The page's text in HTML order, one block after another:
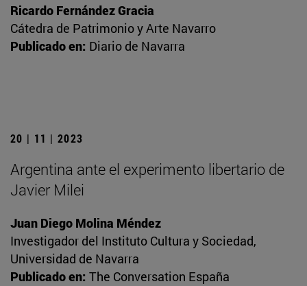
Ricardo Fernández Gracia
Cátedra de Patrimonio y Arte Navarro
Publicado en: Diario de Navarra
20 | 11 | 2023
Argentina ante el experimento libertario de
Javier Milei
Juan Diego Molina Méndez
Investigador del Instituto Cultura y Sociedad,
Universidad de Navarra
Publicado en: The Conversation España